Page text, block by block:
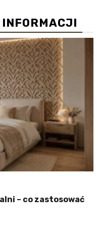
– co zastosować